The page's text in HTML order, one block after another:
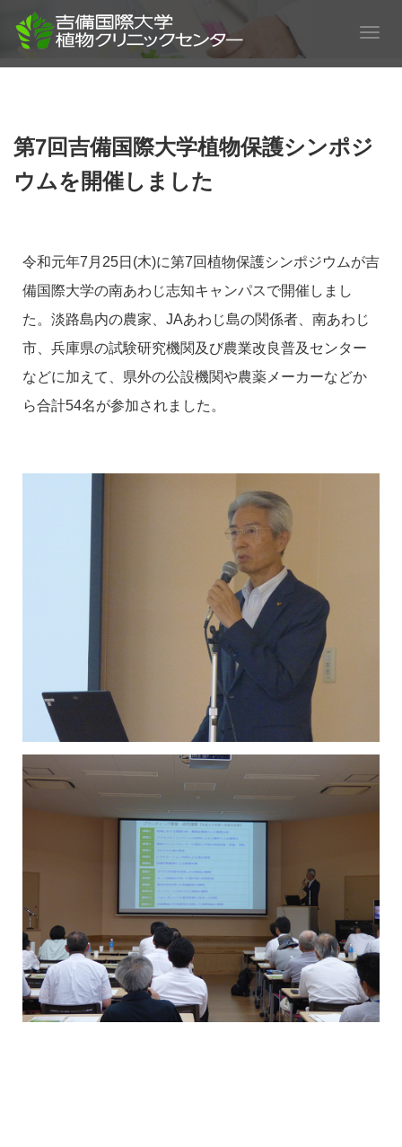
T
n
a
t
第7回吉備国際大学植物保護シンポジ
ウムを開催しました
令和元年7月25日(木)に第7回植物保護シンポジウムが吉
備国際大学の南あわじ志知キャンパスで開催しまし
た。淡路島内の農家、JAあわじ島の関係者、南あわじ
市、兵庫県の試験研究機関及び農業改良普及センター
などに加えて、県外の公設機関や農薬メーカーなどか
ら合計54名が参加されました。